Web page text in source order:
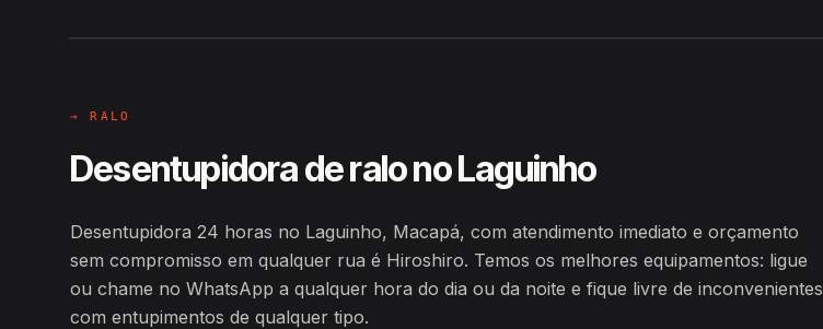
→ RALO
Desentupidora de ralo no Laguinho
Desentupidora 24 horas no Laguinho, Macapá, com atendimento imediato e orçamento
sem compromisso em qualquer rua é Hiroshiro. Temos os melhores equipamentos: ligue
ou chame no WhatsApp a qualquer hora do dia ou da noite e fique livre de inconvenientes
com entupimentos de qualquer tipo.